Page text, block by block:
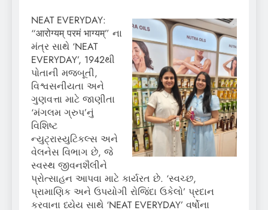
NEAT EVERYDAY:
“आरोग्यम् परमं भाग्यम्” ના
મંત્ર સાથે ‘NEAT
EVERYDAY’, 1942થી
પોતાની મજબૂતી,
વિશ્વસનીયતા અને
ગુણવત્તા માટે જાણીતા
‘મંગલમ ગ્રુપ’નું
વિશિષ્ટ
ન્યુટ્રાસ્યુટિકલ્સ અને
વેલનેસ વિભાગ છે, જે
સ્વસ્થ જીવનશૈલીને
પ્રોત્સાહન આપવા માટે કાર્યરત છે. ‘સ્વચ્છ,
પ્રામાણિક અને ઉપયોગી રોજિંદા ઉકેલો’ પ્રદાન
કરવાના ધ્યેય સાથે ‘NEAT EVERYDAY’ વર્ષોના